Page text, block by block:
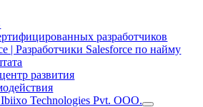
разработчиков
| Разработчики Salesforce по найму
развития
Technologies Pvt. ООО.